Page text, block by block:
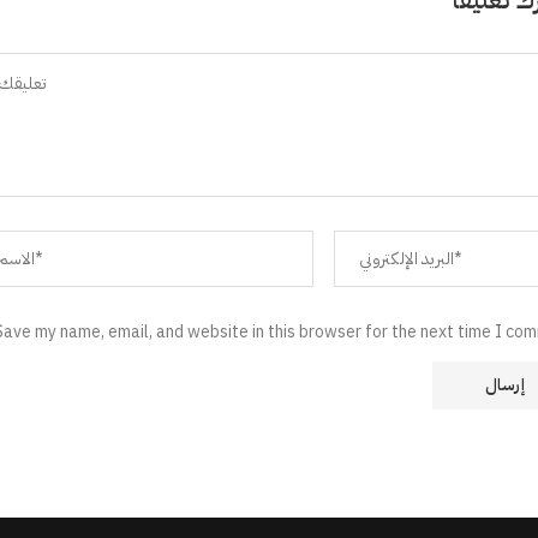
my name, email, and website in this browser for the next time I